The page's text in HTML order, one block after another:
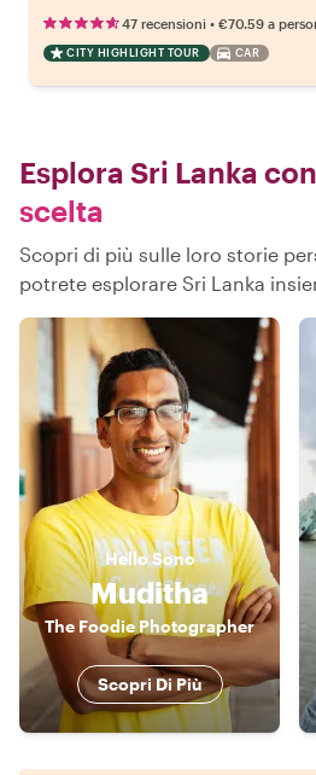
47 recensioni • €70.59 a
CITY HIGHLIGHT TOUR CAR
Esplora Sri Lanka con
scelta
Scopri di più sulle loro storie
potrete esplorare Sri Lanka
HelloSono
Muditha
The Foodie Photographer
Scopri Di Più